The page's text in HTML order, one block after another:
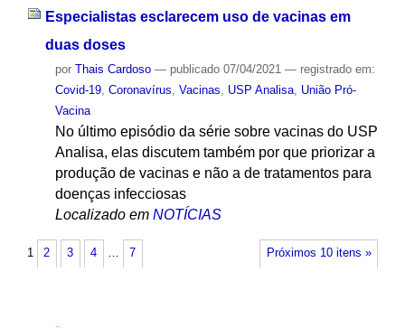
Especialistas esclarecem uso de vacinas em
duas doses
por Thais Cardoso — publicado07/04/2021 — registrado em:
Covid-19, Coronavírus, Vacinas, USP Analisa, União Pró-
Vacina
No último episódio da série sobre vacinas do USP
Analisa, elas discutem também por que priorizar a
produção de vacinas e não a de tratamentos para
doenças infecciosas
Localizado em NOTÍCIAS
Próximos 10 itens »
1 2 3 4 … 7